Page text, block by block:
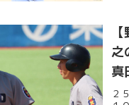
之
真
２